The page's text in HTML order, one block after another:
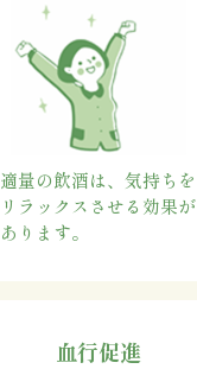
適量の飲酒は、気持ちを
リラックスさせる効果が
あります。
血行促進